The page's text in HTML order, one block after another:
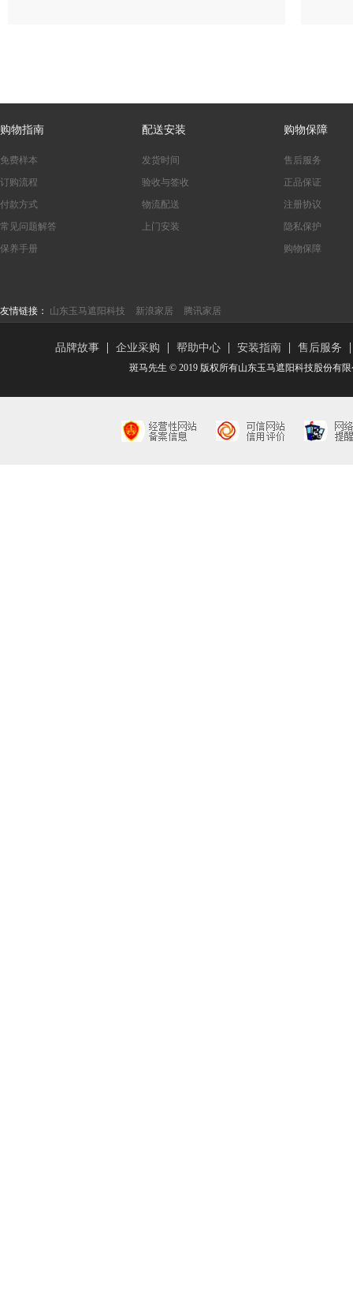
购物指南
免费样本
订购流程
付款方式
常见问题解答
保养手册
配送安装
发货时间
验收与签收
物流配送
上门安装
购物保障
售后服务
正品保证
注册协议
隐私保护
购物保障
友情链接： 山东玉马遮阳科技 新浪家居 腾讯家居
品牌故事 企业采购 帮助中心 安装指南 售后服务
斑马先生 © 2019 版权所有山东玉马遮阳科技股份有